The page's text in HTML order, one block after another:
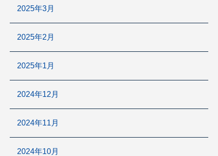
2025年3月
2025年2月
2025年1月
2024年12月
2024年11月
2024年10月